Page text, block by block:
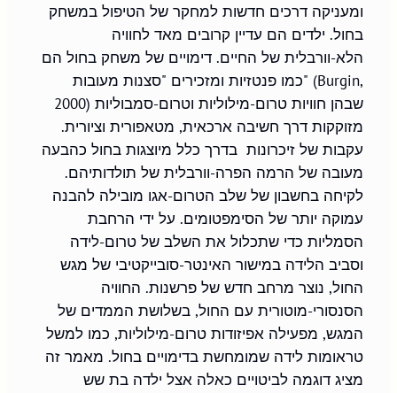
ומעניקה דרכים חדשות למחקר של הטיפול במשחק
בחול. ילדים הם עדיין קרובים מאד לחוויה
הלא-וורבלית של החיים. דימויים של משחק בחול הם
כמו פנטזיות ומזכירים "סצנות מעובות" (Burgin,
2000) שבהן חוויות טרום-מילוליות וטרום-סמבוליות
מזוקקות דרך חשיבה ארכאית, מטאפורית וציורית.
עקבות של זיכרונות בדרך כלל מיוצגות בחול כהבעה
מעובה של הרמה הפרה-וורבלית של תולדותיהם.
לקיחה בחשבון של שלב הטרום-אגו מובילה להבנה
עמוקה יותר של הסימפטומים. על ידי הרחבת
הסמליות כדי שתכלול את השלב של טרום-לידה
וסביב הלידה במישור האינטר-סובייקטיבי של מגש
החול, נוצר מרחב חדש של פרשנות. החוויה
הסנסורי-מוטורית עם החול, בשלושת הממדים של
המגש, מפעילה אפיזודות טרום-מילוליות, כמו למשל
טראומות לידה שמומחשת בדימויים בחול. מאמר זה
מציג דוגמה לביטויים כאלה אצל ילדה בת שש